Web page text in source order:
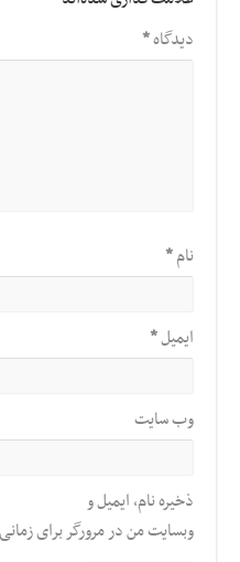
دیدگاه*
نام*
ایمیل*
وب‌ سایت
ذخیره نام، ایمیل و
وبسایت من در مرورگر برای